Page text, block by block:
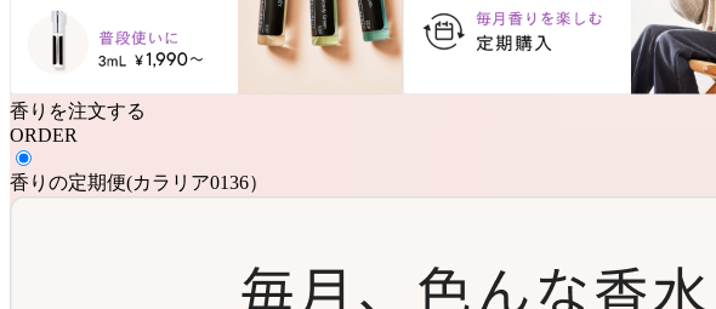
香りを注文する
ORDER
香りの定期便(カラリア0136）